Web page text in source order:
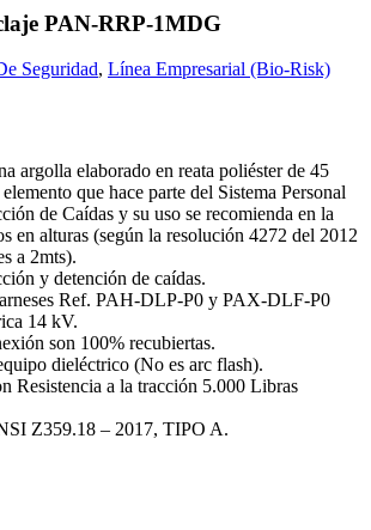
PAN-RRP-1MDG
Seguridad, Línea Empresarial (Bio-Risk)
argolla elaborado en reata poliéster de 45
que hace parte del Sistema Personal
de Caídas y su uso se recomienda en la
en alturas (según la resolución 4272 del 2012
a 2mts).
y detención de caídas.
Ref. PAH-DLP-P0 y PAX-DLF-P0
14 kV.
son 100% recubiertas.
dieléctrico (No es arc flash).
Resistencia a la tracción 5.000 Libras
Z359.18 – 2017, TIPO A.